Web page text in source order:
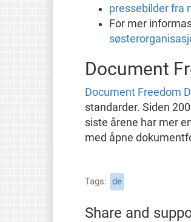
pressebilder fra
For mer
Document
Document Freedom
standarder. Siden
siste årene har mer
med åpne
Tags de
Share and